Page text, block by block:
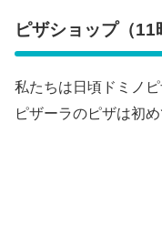
ピザショップ（11
私たちは日頃ドミノ
ピザーラのピザは初め